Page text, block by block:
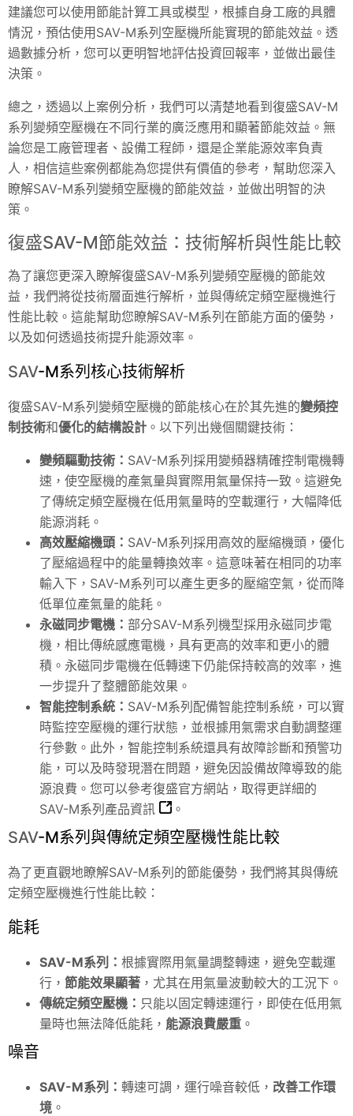
建議您可以使用節能計算工具或模型，根據自身工廠的具體
情況，預估使用SAV-M系列空壓機所能實現的節能效益。透
過數據分析，您可以更明智地評估投資回報率，並做出最佳
決策。
總之，透過以上案例分析，我們可以清楚地看到復盛SAV-M
系列變頻空壓機在不同行業的廣泛應用和顯著節能效益。無
論您是工廠管理者、設備工程師，還是企業能源效率負責
人，相信這些案例都能為您提供有價值的參考，幫助您深入
瞭解SAV-M系列變頻空壓機的節能效益，並做出明智的決
策。
復盛SAV-M節能效益：技術解析與性能比較
為了讓您更深入瞭解復盛SAV-M系列變頻空壓機的節能效
益，我們將從技術層面進行解析，並與傳統定頻空壓機進行
性能比較。這能幫助您瞭解SAV-M系列在節能方面的優勢，
以及如何透過技術提升能源效率。
SAV-M系列核心技術解析
復盛SAV-M系列變頻空壓機的節能核心在於其先進的變頻控
制技術和優化的結構設計 。以下列出幾個關鍵技術：
變頻驅動技術： SAV-M系列採用變頻器精確控制電機轉
速，使空壓機的產氣量與實際用氣量保持一致。這避免
了傳統定頻空壓機在低用氣量時的空載運行，大幅降低
能源消耗。
高效壓縮機頭： SAV-M系列採用高效的壓縮機頭，優化
了壓縮過程中的能量轉換效率。這意味著在相同的功率
輸入下， SAV-M系列可以產生更多的壓縮空氣，從而降
低單位產氣量的能耗。
永磁同步電機： 部分SAV-M系列機型採用永磁同步電
機，相比傳統感應電機，具有更高的效率和更小的體
積。永磁同步電機在低轉速下仍能保持較高的效率，進
一步提升了整體節能效果。
智能控制系統： SAV-M系列配備智能控制系統，可以實
時監控空壓機的運行狀態，並根據用氣需求自動調整運
行參數。此外，智能控制系統還具有故障診斷和預警功
能，可以及時發現潛在問題，避免因設備故障導致的能
源浪費。您可以參考復盛官方網站，取得更詳細的
SAV-M系列產品資訊
。
SAV-M系列與傳統定頻空壓機性能比較
為了更直觀地瞭解SAV-M系列的節能優勢，我們將其與傳統
定頻空壓機進行性能比較：
能耗
SAV-M系列： 根據實際用氣量調整轉速，避免空載運
行， 節能效果顯著 ，尤其在用氣量波動較大的工況下。
傳統定頻空壓機： 只能以固定轉速運行，即使在低用氣
量時也無法降低能耗， 能源浪費嚴重 。
噪音
SAV-M系列： 轉速可調，運行噪音較低， 改善工作環
境 。